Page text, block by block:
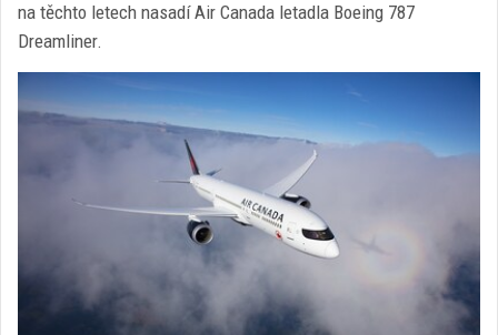
na těchto letech nasadí Air Canada letadla Boeing 787
Dreamliner.